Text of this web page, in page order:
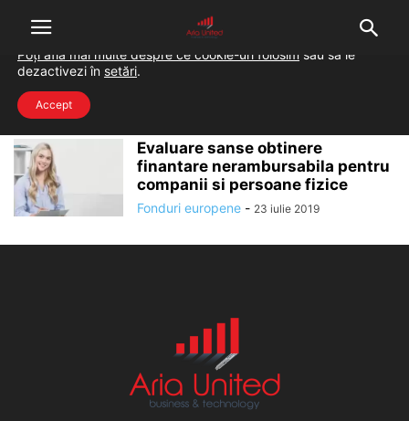
Home Tags Evaluare sanse finantare
evaluare sanse finantare
Evaluare sanse obtinere
finantare nerambursabila pentru
companii si persoane fizice
Fonduri europene - 23 iulie 2019
Folosim cookie-uri pentru a-ți oferi cea mai bună experiență pe
situl nostru.
Poți afla mai multe despre ce cookie-uri folosim sau să le
dezactivezi în setări.
Accept